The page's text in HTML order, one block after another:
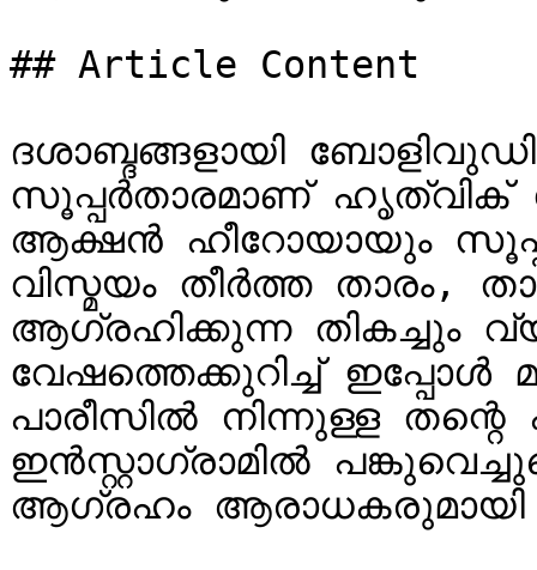
## Article Content
ദശാബ്ദങ്ങളായി
സൂപ്പർതാരമാണ്
ആക്ഷൻ ഹീറോയായും
വിസ്മയം തീർത്ത താരം,
ആഗ്രഹിക്കുന്ന തികച്ചും
വേഷത്തെക്കുറിച്ച് ഇപ്പോൾ
പാരീസിൽ നിന്നുള്ള
ഇൻസ്റ്റാഗ്രാമിൽ
ആഗ്രഹം ആരാധകരുമായി